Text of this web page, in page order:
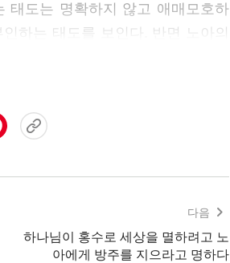
태도는 명확하지 않고 애매모호하
하는 태도를 보인다. 반면 노아의
있었고, 노아는 이를 추호도 의심
이치상의 인식으로 하나님 말씀에
이다. 또한 하나님 보기에 완전한
을 본다. 하나님 입장에서는 사람
다음
하나님이 홍수로 세상을 멸하려고 노
아에게 방주를 지으라고 명하다